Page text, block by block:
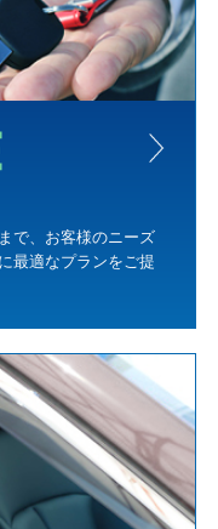
で、お客様のニーズ
最適なプランをご提